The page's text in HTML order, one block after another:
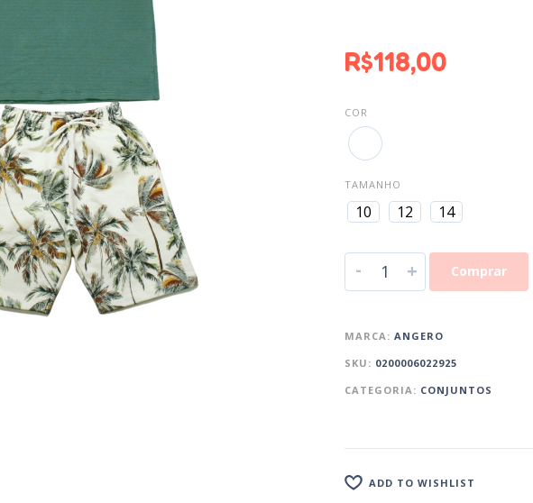
R$118,00
COR
TAMANHO
10 12 14
- + Comprar
MARCA: ANGERO
SKU: 0200006022925
CATEGORIA: CONJUNTOS
ADD TO WISHLIST